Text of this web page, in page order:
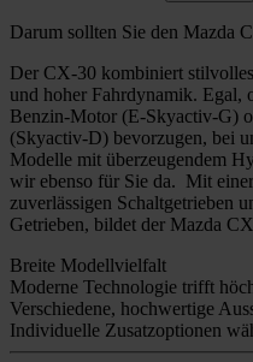
Darum sollten Sie den Mazda
Der CX-30 kombiniert
und hoher Fahrdynamik. Egal,
Benzin-Motor (E-Skyactiv-G)
(Skyactiv-D) bevorzugen, bei
Modelle mit überzeugendem
wir ebenso für Sie da. Mit
zuverlässigen Schaltgetrieben
Getrieben, bildet der Mazda
Breite Modellvielfalt
Moderne Technologie trifft
Verschiedene, hochwertige
Individuelle Zusatzoptionen